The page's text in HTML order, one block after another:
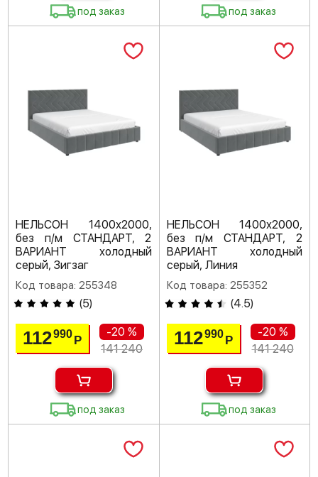
под заказ под заказ
НЕЛЬСОН 1400х2000,
без п/м СТАНДАРТ, 2
ВАРИАНТ холодный
серый, Зигзаг
Код товара: 255348
(5)
112990Р
-20 %
141 240
под заказ
НЕЛЬСОН 1400х2000,
без п/м СТАНДАРТ, 2
ВАРИАНТ холодный
серый, Линия
Код товара: 255352
(4.5)
112990 Р
-20 %
141 240
под заказ